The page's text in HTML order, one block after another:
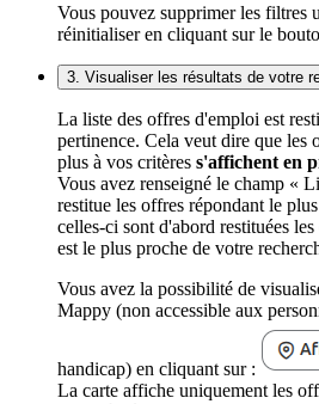
Vous pouvez supprimer les filtres
réinitialiser en cliquant sur le
3. Visualiser les résultats de votre
La liste des offres d'emploi est
pertinence. Cela veut dire que les
plus à vos critères s'affichent en
Vous avez renseigné le champ «
restitue les offres répondant le
celles-ci sont d'abord restituées
est le plus proche de votre
Vous avez la possibilité de
Mappy (non accessible aux
handicap) en cliquant sur :
La carte affiche uniquement les